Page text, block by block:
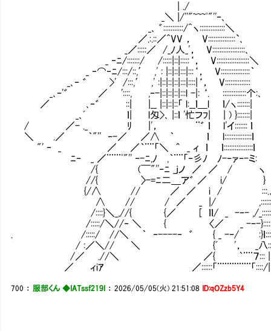
| ./
_＼ |/''"~~~ﾟ"''‐､
_､ ゛:::::::::::/^ヽ::::::::::::::＼
／.:.::／^VV ， V:::::::::::::::`､
_／:::::／ /_ﾉ人_'， V::::::::::::::::::､
_ ‐ﾆ/:::::::/ /:::::|::|:::::‘， V::::::::::::::::::＼
_ ‐⌒‐ﾆ/:::/::,′ ,' : |::|::|:::|:::‘， V::::::::::::::::｀
_､‐ ゛ >' /:::,′ ,' :|::|::|::|:::|::::|‘， V::::::::::::::
_､‐'゛ ／ '::::, ,‐-|::|::|::|:::l -|: ‘. :::::::::::::个:､
／ ､‐゛ ::| |__ |::|::|::「 l:__ｌ＿l ｌ/ヽ:::::::|
_､ﾞ ｌ| l匁>､ |::ｌ '忙フﾌ| | ) }:::::::|
/ ／- ._ ﾘ |'， ¨゛ ｌ l'イ::::::: ｌ
＼ .／ ｀"'' ‐-／ ／∧ ｀ ｌ l:::::::::::::::ｌ
"' ‐ _ ／ ／｀¨¨「＼ ＾ _ ィ ｌ ｌ::::::::::::::::ｌ
ﾆ‐ _ ／¨¨¨ﾟ"'' ‐-ﾆ,ﾉ ,｀¨¨「‐彡ﾉ ﾉ-‐ァ‐-ミ:
/{ (￣"''‐ﾆ _jノ ／ ／ / ヽ
//{ 〉-=ﾆ二＿ア゛ ／ i/ }
{/∧ // ／ ／ i / :::.
∧ // / ／ _ |/ ,::::::.
/::::}＼_,//{ {／ [ ｌｌ/ _ -‐- ,/
/:::::/＼//‐ ＼ { 〈／ _ -‐-
. /:::::/ //＼ ｀ ‐----‐ ゛ { _ -‐/ :}ｌ
/ :／＼// ＼ {ﾞ '， _八
/／ .//＼ ／{ ｀¨¨７::: |:::::::::
／ ィiｱ ／::::::「¨¨¨¨¨¨¨「::::/
700 ： 服部くん ◆IATssf219I ：2026/05/05(火) 21:51:08 ID:qOZzb5Y4